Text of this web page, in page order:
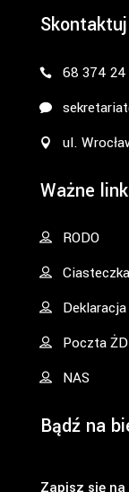
68 374 24
ul.
Ważne
RODO
Ciasteczka
Poczta
NAS
Bądź na